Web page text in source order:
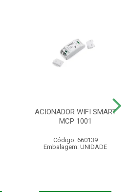
ACIONADOR WIFI SMART
MCP 1001
Código: 660139
Embalagem: UNIDADE